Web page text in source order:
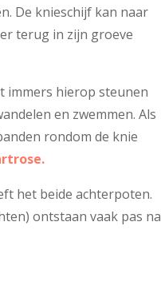
De knieschijf kan naar
terug in zijn groeve
immers hierop steunen
en zwemmen. Als
rondom de knie
het beide achterpoten.
ontstaan vaak pas na